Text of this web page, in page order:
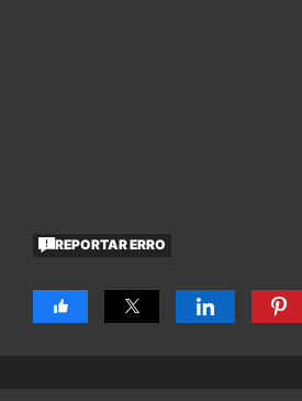
REPORTAR ERRO